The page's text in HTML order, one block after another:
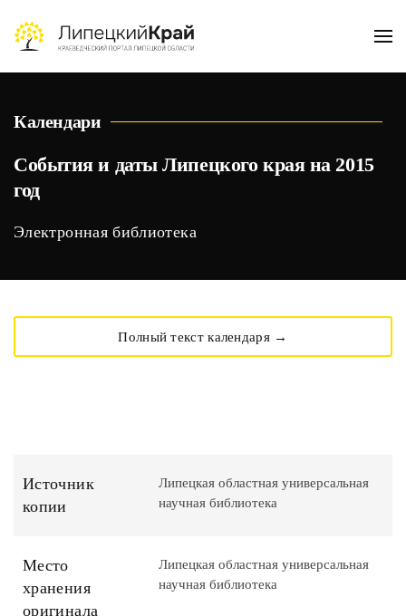
Skip to main content
Календари
События и даты Липецкого края на 2015
год
Электронная библиотека
Полный текст календаря →
Источник
копии
Липецкая областная универсальная
научная библиотека
Место
хранения
оригинала
Липецкая областная универсальная
научная библиотека